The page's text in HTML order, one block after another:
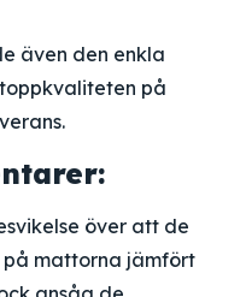
även den enkla
på
över att de
mattorna jämfört